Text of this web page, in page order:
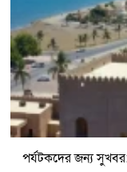
পর্যটকদের জন্য